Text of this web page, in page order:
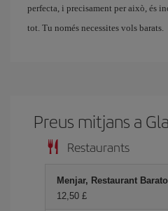
perfecta, i precisament per això, és
tot. Tu només necessites vols barats.
Preus mitjans a
Restaurants
Menjar, Restaurant Barato
12,50 £